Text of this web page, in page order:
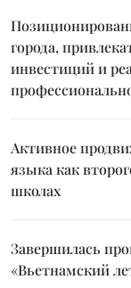
города,
инвестиций и
Активное
языка как
школах
Завершилась
«Вьетнамский